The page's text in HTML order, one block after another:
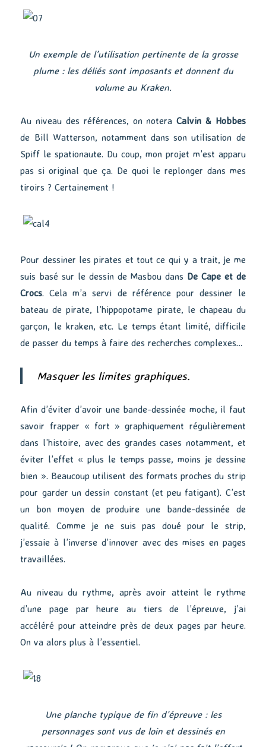
Un exemple de l’utilisation pertinente de la grosse
plume : les déliés sont imposants et donnent du
volume au Kraken.
Au niveau des références, on noteraCalvin & Hobbes
de Bill Watterson, notamment dans son utilisation de
Spiff le spationaute. Du coup, mon projet m’est apparu
pas si original que ça. De quoi le replonger dans mes
tiroirs ? Certainement !
Pour dessiner les pirates et tout ce qui y a trait, je me
suis basé sur le dessin de Masbou dans De Cape et de
Crocs. Cela m’a servi de référence pour dessiner le
bateau de pirate, l’hippopotame pirate, le chapeau du
garçon, le kraken, etc. Le temps étant limité, difficile
de passer du temps à faire des recherches complexes…
Masquer les limites graphiques.
Afin d’éviter d’avoir une bande-dessinée moche, il faut
savoir frapper « fort » graphiquement régulièrement
dans l’histoire, avec des grandes cases notamment, et
éviter l’effet « plus le temps passe, moins je dessine
bien ». Beaucoup utilisent des formats proches du strip
pour garder un dessin constant (et peu fatigant). C’est
un bon moyen de produire une bande-dessinée de
qualité. Comme je ne suis pas doué pour le strip,
j’essaie à l’inverse d’innover avec des mises en pages
travaillées.
Au niveau du rythme, après avoir atteint le rythme
d’une page par heure au tiers de l’épreuve, j’ai
accéléré pour atteindre près de deux pages par heure.
On va alors plus à l’essentiel.
Une planche typique de fin d’épreuve : les
personnages sont vus de loin et dessinés en